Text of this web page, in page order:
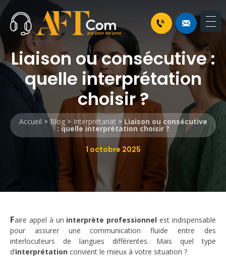
Liaison ou consécutive :
quelle interprétation
choisir ?
Accueil >Blog> Interprétariat >Liaison ou consécutive
: quelle interprétation choisir ?
1 octobre 2025
Faire appel à un interprète professionnel est indispensable
pour assurer une communication fluide entre des
interlocuteurs de langues différentes. Mais quel type
d’interprétation convient le mieux à votre situation ?